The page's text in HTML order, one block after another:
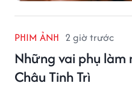
PHIM ẢNH 2 giờ trước
Những vai phụ làm
Châu Tinh Trì